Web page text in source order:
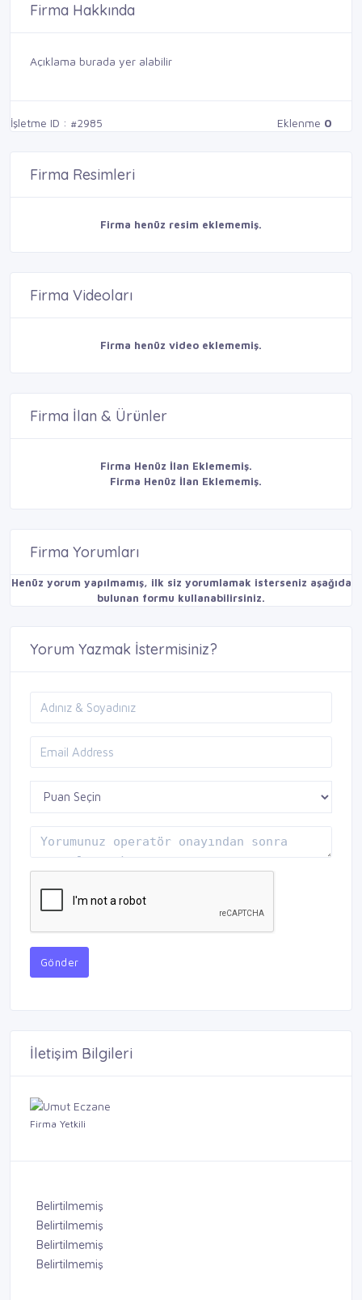
Firma Hakkında
Açıklama burada yer alabilir
İşletme ID : #2985 Eklenme 0
Firma Resimleri
Firma henüz resim eklememiş.
Firma Videoları
Firma henüz video eklememiş.
Firma İlan & Ürünler
Firma Henüz İlan Eklememiş.
Firma Henüz İlan Eklememiş.
Firma Yorumları
Henüz yorum yapılmamış, ilk siz yorumlamak isterseniz aşağıda
bulunan formu kullanabilirsiniz.
Yorum Yazmak İstermisiniz?
Gönder
İletişim Bilgileri
Firma Yetkili
Belirtilmemiş
Belirtilmemiş
Belirtilmemiş
Belirtilmemiş